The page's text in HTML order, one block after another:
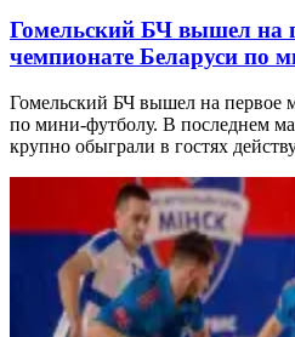
Гомельский БЧ вышел на
чемпионате Беларуси по
Гомельский БЧ вышел на первое
по мини-футболу. В последнем
крупно обыграли в гостях